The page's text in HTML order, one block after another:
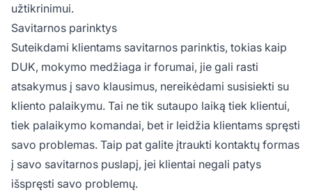
užtikrinimui.
Savitarnos parinktys
Suteikdami klientams savitarnos parinktis, tokias kaip
DUK, mokymo medžiaga ir forumai, jie gali rasti
atsakymus į savo klausimus, nereikėdami susisiekti su
kliento palaikymu. Tai ne tik sutaupo laiką tiek klientui,
tiek palaikymo komandai, bet ir leidžia klientams spręsti
savo problemas. Taip pat galite įtraukti kontaktų formas
į savo savitarnos puslapį, jei klientai negali patys
išspręsti savo problemų.